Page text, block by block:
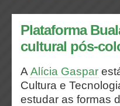
Plataforma
cultural pós-
A Alícia Gaspar
Cultura e
estudar as formas